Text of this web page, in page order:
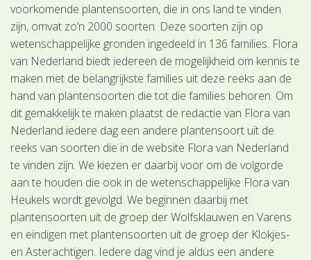
voorkomende plantensoorten, die in ons land te vinden
zijn, omvat zo’n 2000 soorten. Deze soorten zijn op
wetenschappelijke gronden ingedeeld in 136 families. Flora
van Nederland biedt iedereen de mogelijkheid om kennis te
maken met de belangrijkste families uit deze reeks aan de
hand van plantensoorten die tot die families behoren. Om
dit gemakkelijk te maken plaatst de redactie van Flora van
Nederland iedere dag een andere plantensoort uit de
reeks van soorten die in de website Flora van Nederland
te vinden zijn. We kiezen er daarbij voor om de volgorde
aan te houden die ook in de wetenschappelijke Flora van
Heukels wordt gevolgd. We beginnen daarbij met
plantensoorten uit de groep der Wolfsklauwen en Varens
en eindigen met plantensoorten uit de groep der Klokjes-
en Asterachtigen. Iedere dag vind je aldus een andere